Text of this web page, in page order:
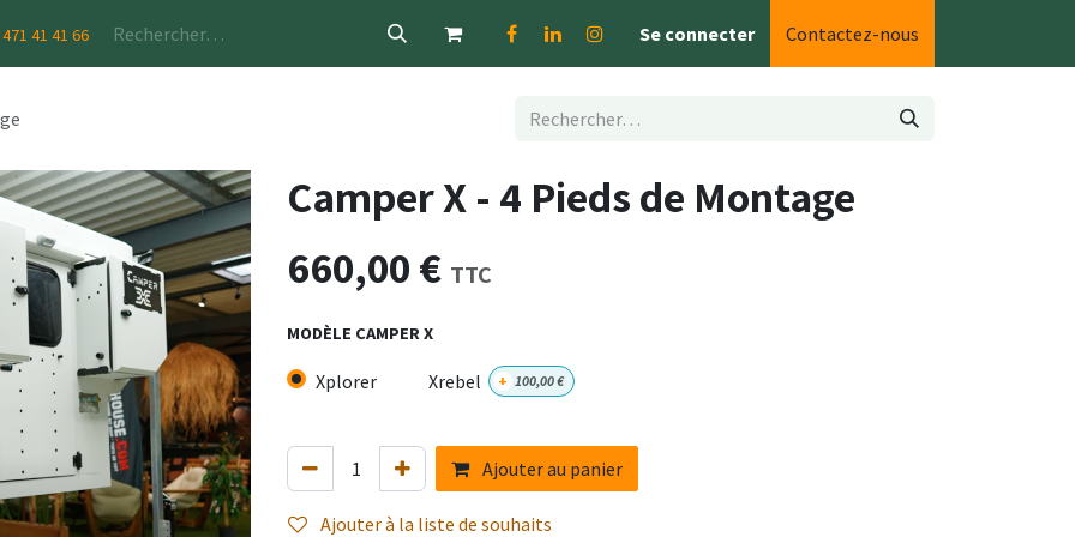
41 41 66 Se connecter Contactez-nous
Camper X - 4 Pieds de Montage
660,00€ TTC
MODÈLE CAMPER X
Xplorer Xrebel + 100,00€
Ajouter au panier
Ajouter à la liste de souhaits